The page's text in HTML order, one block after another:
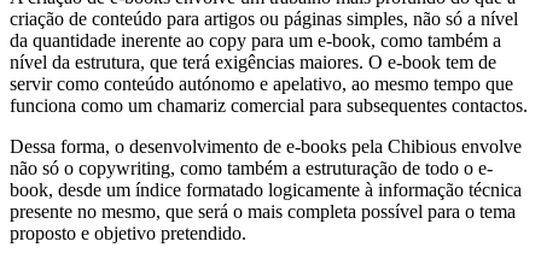
criação de conteúdo para artigos ou páginas simples, não só a nível
da quantidade inerente ao copy para um e-book, como também a
nível da estrutura, que terá exigências maiores. O e-book tem de
servir como conteúdo autónomo e apelativo, ao mesmo tempo que
funciona como um chamariz comercial para subsequentes contactos.
Dessa forma, o desenvolvimento de e-books pela Chibious envolve
não só o copywriting, como também a estruturação de todo o e-
book, desde um índice formatado logicamente à informação técnica
presente no mesmo, que será o mais completa possível para o tema
proposto e objetivo pretendido.